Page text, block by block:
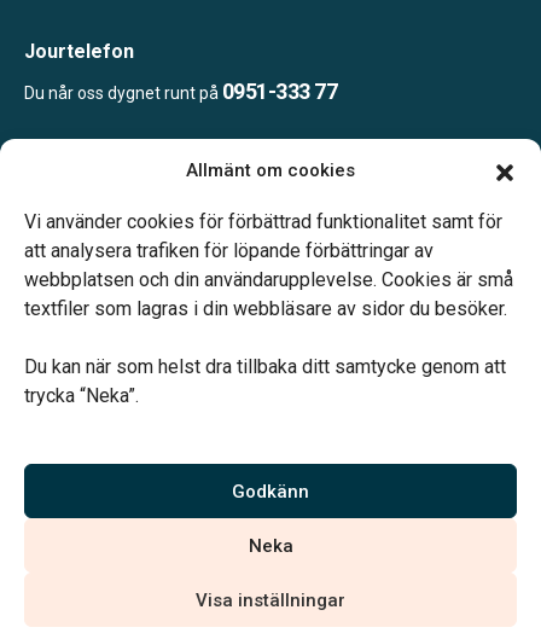
Allmänt om cookies
Vi använder cookies för förbättrad funktionalitet samt för
att analysera trafiken för löpande förbättringar av
webbplatsen och din användarupplevelse. Cookies är små
textfiler som lagras i din webbläsare av sidor du besöker.
Du kan när som helst dra tillbaka ditt samtycke genom att
trycka “Neka”.
Godkänn
Neka
Visa inställningar
Jourtelefon
Du når oss dygnet runt på 0951-333 77
Ring eller mejla oss för att boka en tid.
Vårt systerbolag Verahill hjälper dig med familjejuridiken –
Vi är auktoriserade av Sveriges Begravningsbyråers Förbund och
har högt ställda krav på utbildning, kvalitet, miljö och arbetsmiljö.